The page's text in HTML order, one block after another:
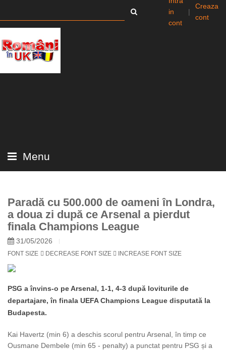
in
cont
|
Creaza
cont
Menu
Paradă cu 500.000 de oameni în Londra,
a doua zi după ce Arsenal a pierdut
finala Champions League
31/05/2026
FONT SIZE DECREASE FONT SIZE INCREASE FONT SIZE
PSG a învins-o pe Arsenal, 1-1, 4-3 după loviturile de
departajare, în finala UEFA Champions League disputată la
Budapesta.
Kai Havertz (min 6) a deschis scorul pentru Arsenal, în timp ce
Ousmane Dembele (min 65 - penalty) a punctat pentru PSG și a